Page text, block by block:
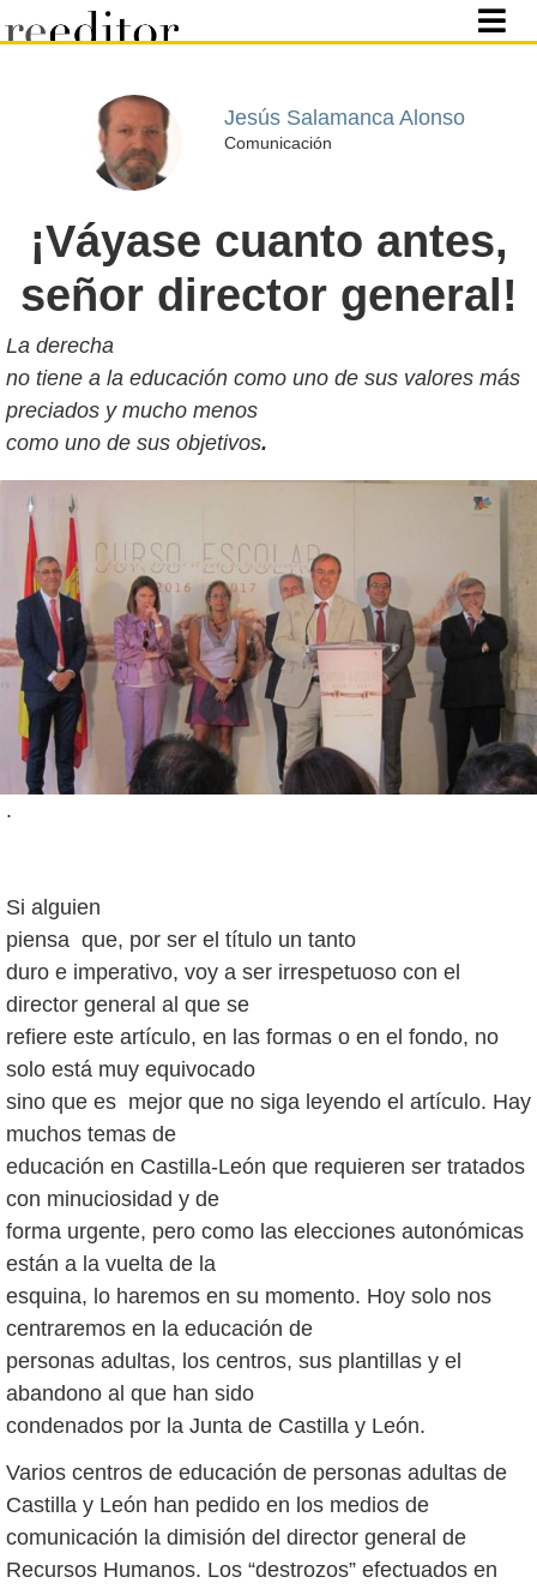
Jesús Salamanca Alonso
Comunicación
¡Váyase cuanto antes,
señor director general!
La derecha
no tiene a la educación como uno de sus valores más
preciados y mucho menos
como uno de sus objetivos.
.
Si alguien
piensa que, por ser el título un tanto
duro e imperativo, voy a ser irrespetuoso con el
director general al que se
refiere este artículo, en las formas o en el fondo, no
solo está muy equivocado
sino que es mejor que no siga leyendo el artículo. Hay
muchos temas de
educación en Castilla-León que requieren ser tratados
con minuciosidad y de
forma urgente, pero como las elecciones autonómicas
están a la vuelta de la
esquina, lo haremos en su momento. Hoy solo nos
centraremos en la educación de
personas adultas, los centros, sus plantillas y el
abandono al que han sido
condenados por la Junta de Castilla y León.
Varios centros de educación de personas adultas de
Castilla y León han pedido en los medios de
comunicación la dimisión del director general de
Recursos Humanos. Los “destrozos” efectuados en